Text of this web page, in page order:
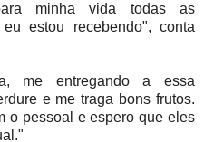
minha vida todas as
estou recebendo", conta
me entregando a essa
e me traga bons frutos.
o pessoal e espero que eles